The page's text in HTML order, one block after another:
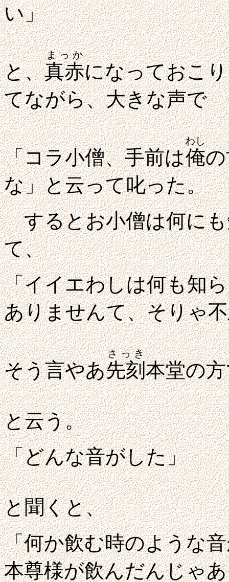
い」
と、真赤
まっか
になっておこ
てながら、大きな声で
「コラ小僧、手前は俺
わし
な」と云って叱った。
するとお小僧は何にも
て、
「イイエわしは何も知
ありませんて、そりゃ
そう言やあ先刻
さっき
本堂の
と云う。
「どんな音がした」
と聞くと、
「何か飲む時のような
本尊様が飲んだんじゃ